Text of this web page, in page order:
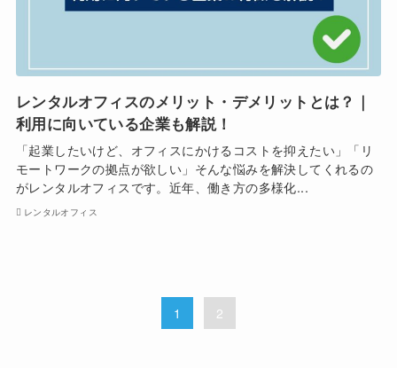
レンタルオフィスのメリット・デメリットとは？｜
利用に向いている企業も解説！
「起業したいけど、オフィスにかけるコストを抑えたい」「リ
モートワークの拠点が欲しい」そんな悩みを解決してくれるの
がレンタルオフィスです。近年、働き方の多様化...
レンタルオフィス
1 2